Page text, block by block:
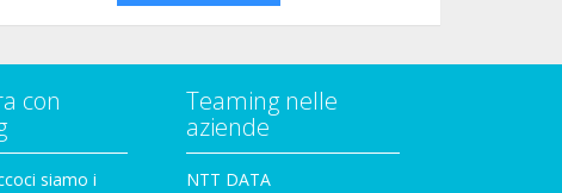
con
siamo i
Teaming nelle
aziende
NTT DATA